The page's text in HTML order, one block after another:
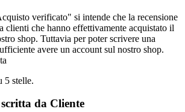
verificato" si intende che la recensione
clienti che hanno effettivamente acquistato il
shop. Tuttavia per poter scrivere una
avere un account sul nostro shop.
5 stelle.
scritta da Cliente